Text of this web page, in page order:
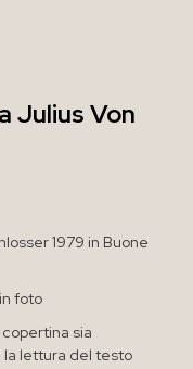
Julius Von
1979 in Buone
foto
sia
la lettura del testo